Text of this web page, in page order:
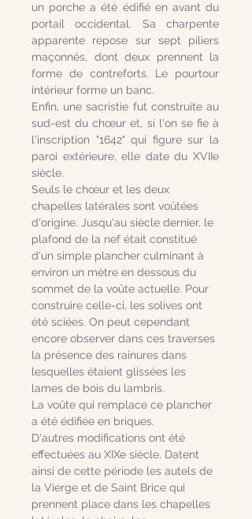
un porche a été édifié en avant du
portail occidental. Sa charpente
apparente repose sur sept piliers
maçonnés, dont deux prennent la
forme de contreforts. Le pourtour
intérieur forme un banc.
Enfin, une sacristie fut construite au
sud-est du chœur et, si l'on se fie à
l'inscription "1642" qui figure sur la
paroi extérieure, elle date du XVIIe
siècle.
Seuls le chœur et les deux
chapelles latérales sont voûtées
d'origine. Jusqu'au siècle dernier, le
plafond de la nef était constitué
d'un simple plancher culminant à
environ un mètre en dessous du
sommet de la voûte actuelle. Pour
construire celle-ci, les solives ont
été sciées. On peut cependant
encore observer dans ces traverses
la présence des rainures dans
lesquelles étaient glissées les
lames de bois du lambris.
La voûte qui remplace ce plancher
a été édifiée en briques.
D'autres modifications ont été
effectuées au XIXe siècle. Datent
ainsi de cette période les autels de
la Vierge et de Saint Brice qui
prennent place dans les chapelles